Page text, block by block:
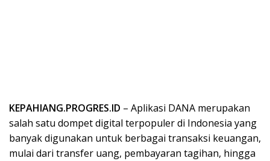
KEPAHIANG.PROGRES.ID – Aplikasi DANA merupakan
salah satu dompetdigital terpopulerdi Indonesia yang
banyakdigunakan untuk berbagai transaksi keuangan,
mulai dari transfer uang, pembayaran tagihan, hingga